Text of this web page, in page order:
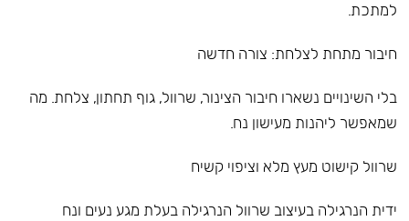
למתכת.
חיבור מתחת לצלחת: צורה חדשה
בלי השינויים נשארו חיבור הצינור, שרוול, גוף תחתון, צלחת. מה
שמאפשר ליהנות מעישון נח.
שרוול קישוט מעץ מלא וציפוי קשיח
ידית הנרגילה בעיצוב שרוול הנרגילה בעלת מגע נעים ונח